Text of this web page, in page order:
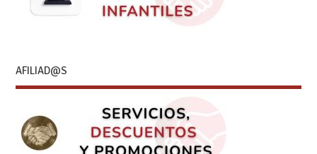
AFILIAD@S